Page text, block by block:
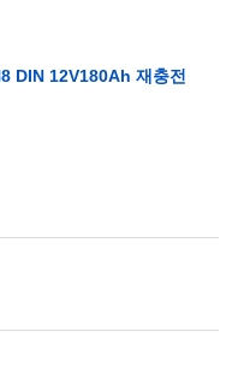
DIN 12V180Ah 재충전